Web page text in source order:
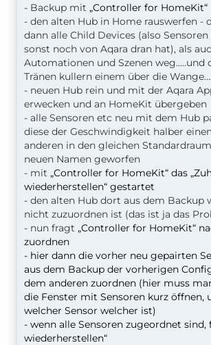
- Backup mit „Controller for HomeKit“
- den alten Hub in Home rauswerfen -
dann alle Child Devices (also
sonst noch von Aqara dran hat), als
Automationen und Szenen weg…..und
Tränen kullern einem über die Wange….
- neuen Hub rein und mit der Aqara
erwecken und an HomeKit übergeben
- alle Sensoren etc neu mit dem Hub
diese der Geschwindigkeit halber
anderen in den gleichen
neuen Namen geworfen
- mit „Controller for HomeKit“ das
wiederherstellen“ gestartet
- den alten Hub dort aus dem Backup
nicht zuzuordnen ist (das ist ja das
- nun fragt „Controller for HomeKit“
zuordnen
- hier dann die vorher neu gepairten
aus dem Backup der vorherigen
dem anderen zuordnen (hier muss
die Fenster mit Sensoren kurz öffnen,
welcher Sensor welcher ist)
- wenn alle Sensoren zugeordnet sind,
wiederherstellen“